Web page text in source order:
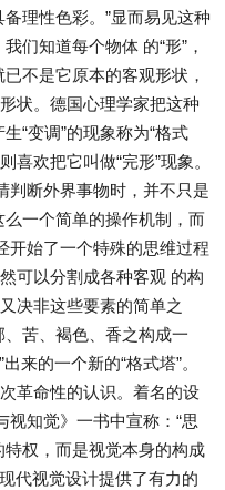
理性色彩。”显而易见这种
们知道每个物体 的“形”，
不是它原本的客观形状，
状。德国心理学家把这种
“变调”的现象称为“格式
喜欢把它叫做“完形”现象。
判断外界事物时，并不只是
一个简单的操作机制，而
开始了一个特殊的思维过程
可以分割成各种客观 的构
决非这些要素的简单之
苦、褐色、香之构成一
来的一个新的“格式塔”。
革命性的认识。着名的设
知觉》一书中宣称：“思
权，而是视觉本身的构成
代视觉设计提供了有力的